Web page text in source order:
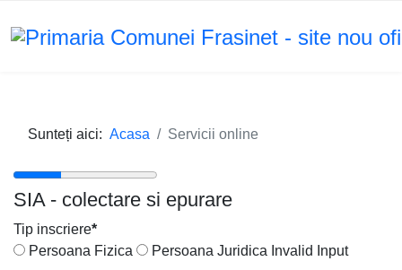
Sunteți aici: Acasa Servicii online
SIA - colectare si epurare
Tip inscriere*
Persoana Fizica
Persoana Juridica Invalid Input